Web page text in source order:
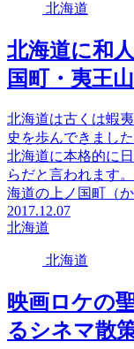
北海道
北海道に和
国町・夷王
北海道は古くは蝦
史を歩んできまし
北海道に本格的に
らだと言われます
海道の上ノ国町（
2017.12.07
北海道
北海道
映画ロケの
るシネマ散